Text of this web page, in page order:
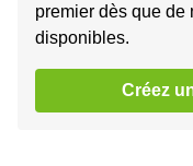
premier dès que de
disponibles.
Créez